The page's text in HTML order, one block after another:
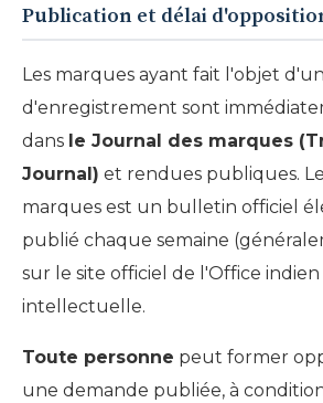
Publication et délai
Les marques ayant fait l'objet
d'enregistrement sont
dans le Journal des marques
Journal) et rendues publiques.
marques est un bulletin officiel
publié chaque semaine
sur le site officiel de l'Office
intellectuelle.
Toute personne peut former
une demande publiée, à